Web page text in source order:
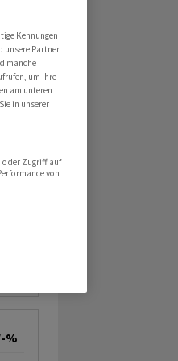
%
Kennungen
unsere Partner
manche
um Ihre
am unteren
in unserer
oder Zugriff auf
von